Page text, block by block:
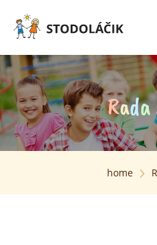
Rada
home